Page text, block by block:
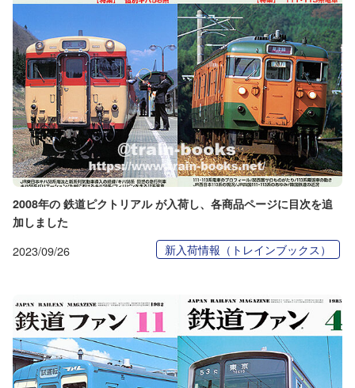
2008年の 鉄道ピクトリアル が入荷し、各商品ページに目次を追
加しました
2023/09/26 新入荷情報（トレインブックス）